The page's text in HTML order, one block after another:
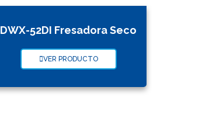
DWX-52DI Fresadora Seco
VER PRODUCTO